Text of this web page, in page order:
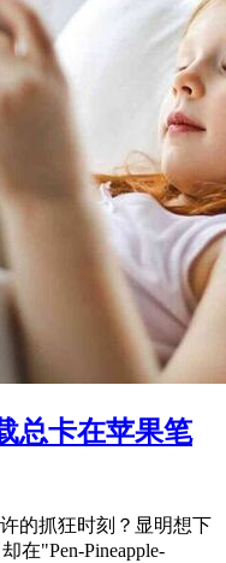
总卡在苹果笔
的抓狂时刻？显明想下
在"Pen-Pineapple-